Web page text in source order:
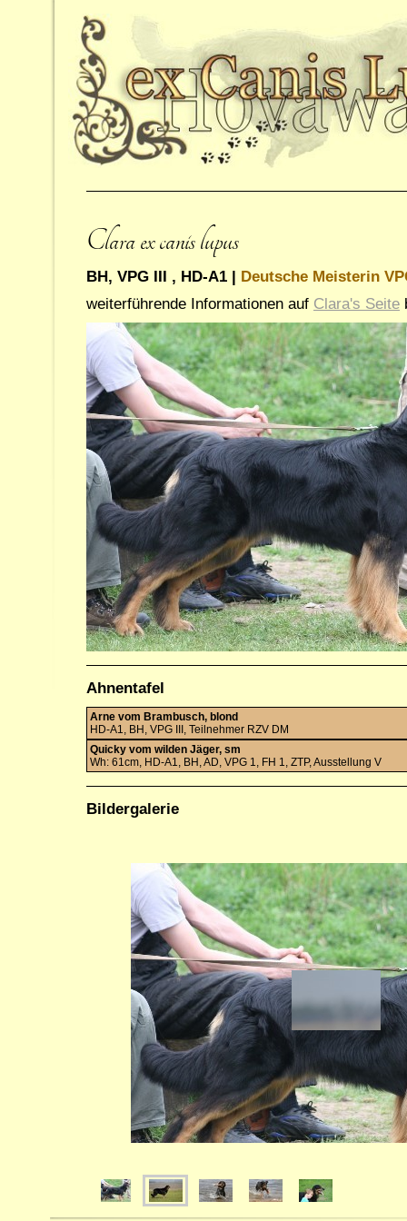
Clara ex canis lupus
BH, VPG III , HD-A1 | Deutsche Meisterin
weiterführende Informationen auf Clara's Seite
Ahnentafel
Arne vom Brambusch, blond
HD-A1, BH, VPG III, Teilnehmer RZV DM
Quicky vom wilden Jäger, sm
Wh: 61cm, HD-A1, BH, AD, VPG 1, FH 1, ZTP, Ausstellung V
Bildergalerie